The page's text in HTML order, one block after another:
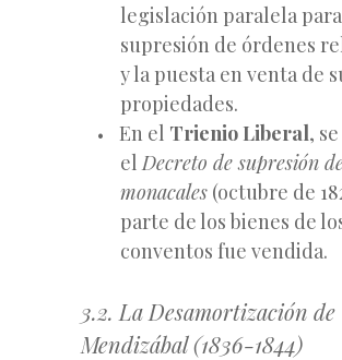
legislación paralela
supresión de órdenes
y la puesta en venta de
propiedades.
En el Trienio Liberal,
elDecreto de supresión
monacales (octubre de
parte de los bienes de
conventos fue vendida.
3.2. La Desamortización de
Mendizábal (1836-1844)